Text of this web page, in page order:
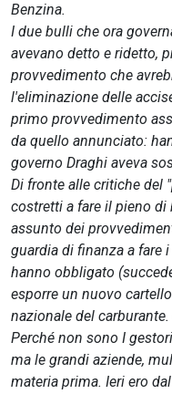
Benzina.
I due bulli che ora
avevano detto e ridetto,
provvedimento che
l'eliminazione delle
primo provvedimento
da quello annunciato:
governo Draghi aveva
Di fronte alle critiche del
costretti a fare il pieno di
assunto dei
guardia di finanza a fare
hanno obbligato
esporre un nuovo
nazionale del
Perché non sono I
ma le grandi aziende,
materia prima. Ieri ero